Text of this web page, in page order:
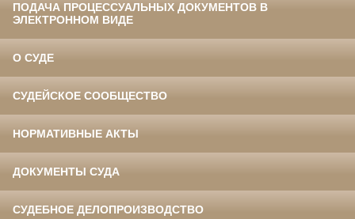
ПОДАЧА ПРОЦЕССУАЛЬНЫХ ДОКУМЕНТОВ В
ЭЛЕКТРОННОМ ВИДЕ
О СУДЕ
СУДЕЙСКОЕ СООБЩЕСТВО
НОРМАТИВНЫЕ АКТЫ
ДОКУМЕНТЫ СУДА
СУДЕБНОЕ ДЕЛОПРОИЗВОДСТВО